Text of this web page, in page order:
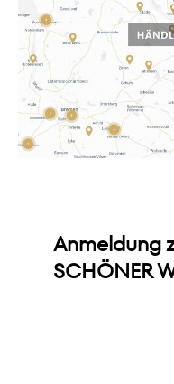
Anmeldung
SCHÖNER